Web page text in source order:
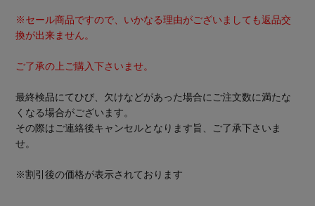
※セール商品ですので、いかなる理由がございましても返品交
換が出来ません。
ご了承の上ご購入下さいませ。
最終検品にてひび、欠けなどがあった場合にご注文数に満たな
くなる場合がございます。
その際はご連絡後キャンセルとなります旨、ご了承下さいま
せ。
※割引後の価格が表示されております